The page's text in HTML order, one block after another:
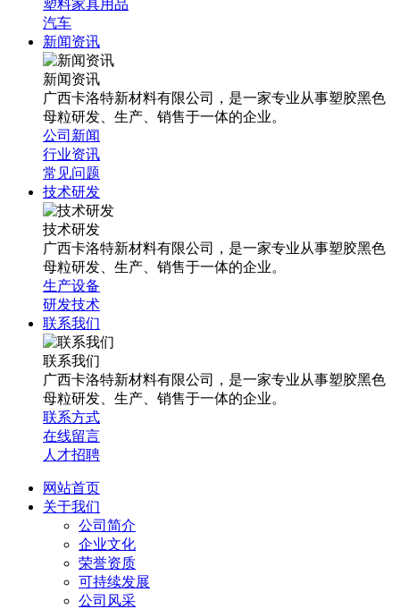
塑料家具用品
汽车
新闻资讯
新闻资讯
广西卡洛特新材料有限公司，是一家专业从事塑胶黑色
母粒研发、生产、销售于一体的企业。
公司新闻
行业资讯
常见问题
技术研发
技术研发
广西卡洛特新材料有限公司，是一家专业从事塑胶黑色
母粒研发、生产、销售于一体的企业。
生产设备
研发技术
联系我们
联系我们
广西卡洛特新材料有限公司，是一家专业从事塑胶黑色
母粒研发、生产、销售于一体的企业。
联系方式
在线留言
人才招聘
网站首页
关于我们
公司简介
企业文化
荣誉资质
可持续发展
公司风采